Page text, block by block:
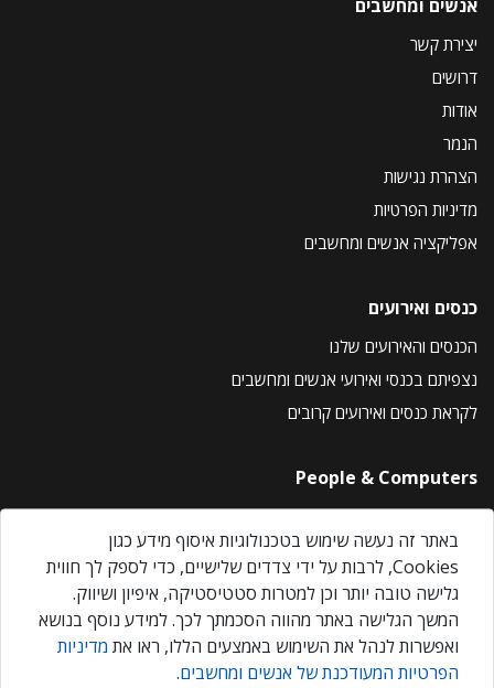
אנשים ומחשבים
יצירת קשר
דרושים
אודות
הנמר
הצהרת נגישות
מדיניות הפרטיות
אפליקציה אנשים ומחשבים
כנסים ואירועים
הכנסים והאירועים שלנו
נצפיתם בכנסי ואירועי אנשים ומחשבים
לקראת כנסים ואירועים קרובים
People & Computers
About Us
Privacy Policy
Contact Us
Our Events
באתר זה נעשה שימוש בטכנולוגיות איסוף מידע כגון
Cookies, לרבות על ידי צדדים שלישיים, כדי לספק לך חווית
גלישה טובה יותר וכן למטרות סטטיסטיקה, איפיון ושיווק.
המשך הגלישה באתר מהווה הסכמתך לכך. למידע נוסף בנושא
ואפשרות לנהל את השימוש באמצעים הללו, ראו את מדיניות
הפרטיות המעודכנת של אנשים ומחשבים.